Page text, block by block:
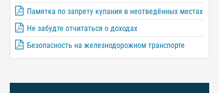
Памятка по запрету купания в неотведённых местах
Не забудте отчитаться о доходах
Безопасность на железнодорожном транспорте